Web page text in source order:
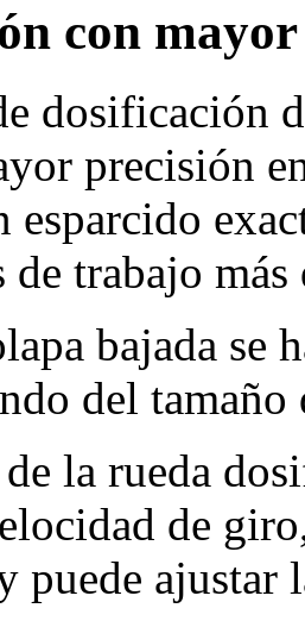
con
dosificación
precisión
esparcido
trabajo más
bajada se
del
la rueda
de
puede